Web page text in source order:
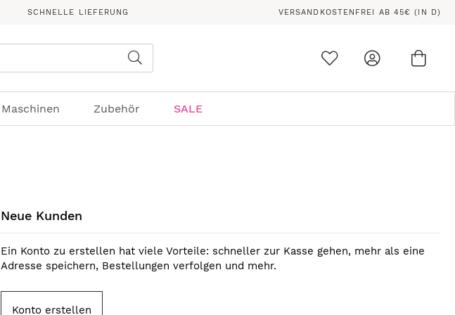
SCHNELLE LIEFERUNG VERSANDKOSTENFREI AB 45€ (IN D)
Maschinen Zubehör SALE
Neue Kunden
Ein Konto zu erstellen hat viele Vorteile: schneller zur Kasse gehen, mehr als eine
Adresse speichern, Bestellungen verfolgen und mehr.
Konto erstellen